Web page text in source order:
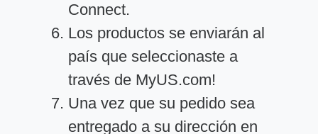
Connect.
Los productos se enviarán al
país que seleccionaste a
través de MyUS.com!
Una vez que su pedido sea
entregado a su dirección en